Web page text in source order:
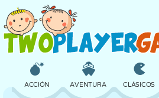
ACCIÓN AVENTURA CLÁSICOS